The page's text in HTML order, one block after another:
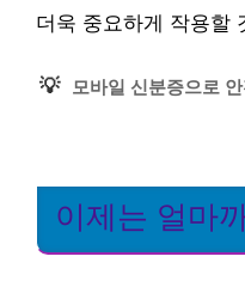
더욱 중요하게 작용할
💡 모바일 신분증으로
이제는 얼마